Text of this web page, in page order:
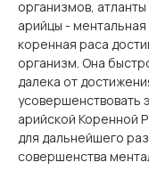
организмов,
арийцы -
коренная раса
организм. Она
далека от
усовершенствовать
арийской Коренной
для дальнейшего
совершенства